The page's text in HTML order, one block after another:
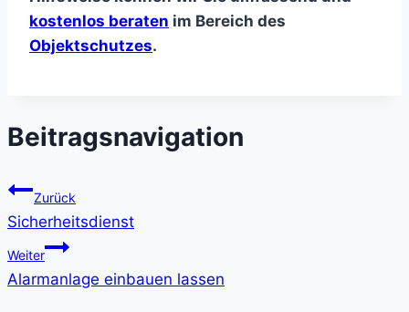
kostenlos beraten im Bereich des
Objektschutzes.
Beitragsnavigation
Zurück
Sicherheitsdienst
Weiter
Alarmanlage einbauen lassen